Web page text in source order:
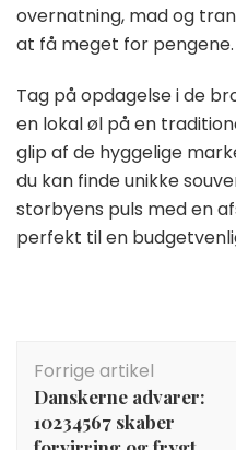
overnatning, mad og
at få meget for pengene.
Tag på opdagelse i de
en lokal øl på en
glip af de hyggelige
du kan finde unikke
storbyens puls med en
perfekt til en
Forrige artikel
Danskerne advarer:
10234567 skaber